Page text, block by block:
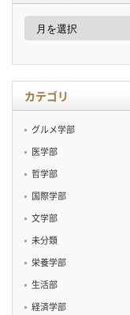
ア
ー
イ
カテゴリ
グルメ学部
医学部
哲学部
国際学部
文学部
未分類
栄養学部
生活部
経済学部